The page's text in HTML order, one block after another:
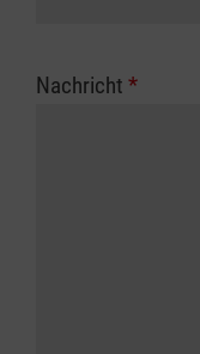
Nachricht *